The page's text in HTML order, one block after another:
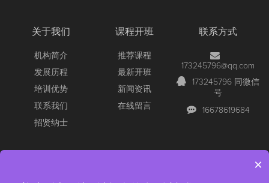
关于我们
机构简介
发展历程
培训优势
联系我们
招贤纳士
课程开班
推荐课程
最新开班
新闻资讯
在线留言
联系方式
173245796@qq.com
173245796 同微信
号
16678619684
×